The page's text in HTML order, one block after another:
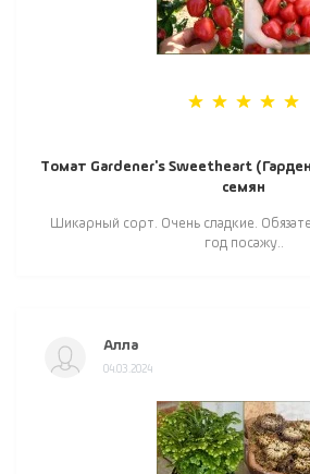
Томат Gardener's Sweetheart
семян
Шикарный сорт. Очень сладкие.
год посажу..
Алла
04.03.2024